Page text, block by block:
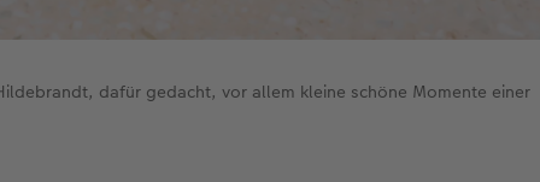
dafür gedacht, vor allem kleine schöne Momente einer